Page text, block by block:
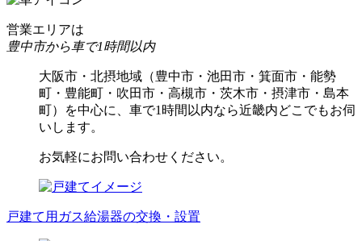
営業エリアは
豊中市から車で1時間以内
大阪市・北摂地域（豊中市・池田市・箕面市・能勢
町・豊能町・吹田市・高槻市・茨木市・摂津市・島本
町）を中心に、車で1時間以内なら近畿内どこでもお伺
いします。
お気軽にお問い合わせください。
戸建て用ガス給湯器の交換・設置